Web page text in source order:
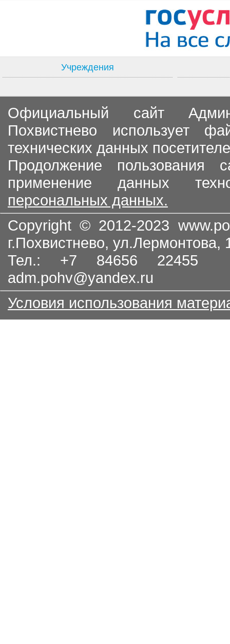
Учреждения
Официальный сайт
Похвистнево использует
технических данных
Продолжение пользования
применение данных
персональных данных.
Copyright © 2012-2023
г.Похвистнево, ул.Лермонтова,
Тел.: +7 84656
adm.pohv@yandex.ru
Условия использования